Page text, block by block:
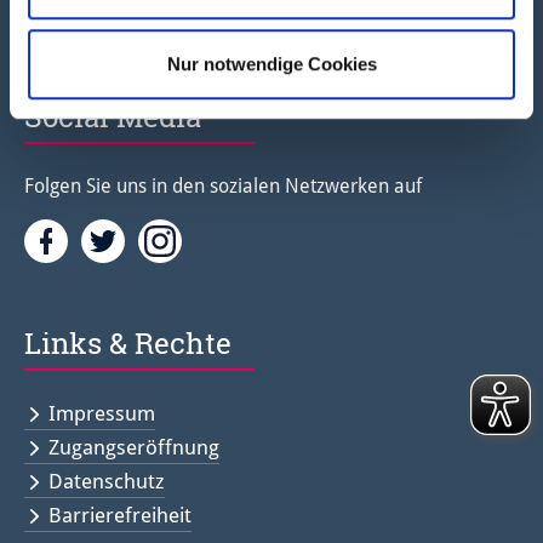
Nur notwendige Cookies
Newsletter abonnieren
Social Media
Folgen Sie uns in den sozialen Netzwerken auf
FacebookTwitter<
Links & Rechte
Impressum
Zugangseröffnung
Datenschutz
Barrierefreiheit